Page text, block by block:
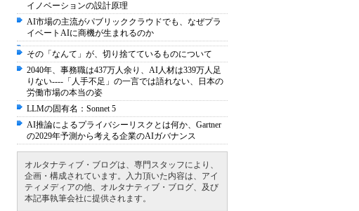
イノベーションの設計原理
AI市場の主流がパブリッククラウドでも、なぜプラ
イベートAIに商機が生まれるのか
その「なんて」が、切り捨てているものについて
2040年、事務職は437万人余り、AI人材は339万人足
りない----「人手不足」の一言では語れない、日本の
労働市場の本当の姿
LLMの固有名：Sonnet 5
AI推論によるプライバシーリスクとは何か、Gartner
の2029年予測から考える企業のAIガバナンス
オルタナティブ・ブログは、専門スタッフにより、
企画・構成されています。入力頂いた内容は、アイ
ティメディアの他、オルタナティブ・ブログ、及び
本記事執筆会社に提供されます。